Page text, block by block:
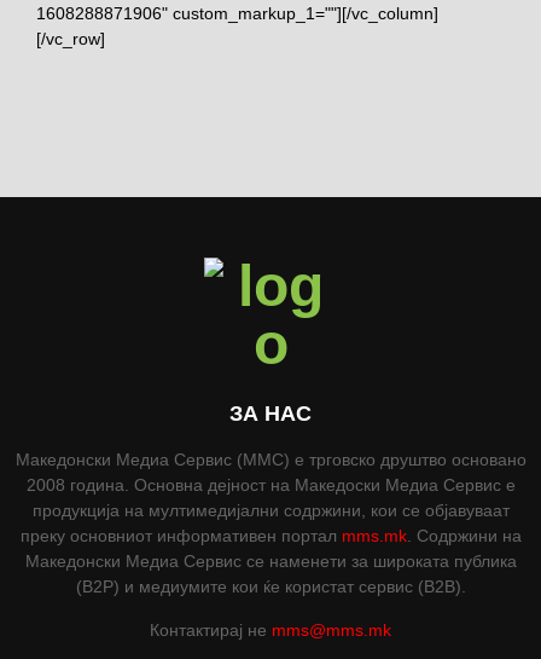
1608288871906" custom_markup_1=""][/vc_column]
[/vc_row]
ЗА НАС
Македонски Медиа Сервис (ММС) е трговско друштво основано
2008 година. Основна дејност на Македоски Медиа Сервис е
продукција на мултимедијални содржини, кои се објавуваат
преку основниот информативен портал mms.mk. Содржини на
Македонски Медиа Сервис се наменети за широката публика
(B2P) и медиумите кои ќе користат сервис (B2B).
Контактирај не mms@mms.mk